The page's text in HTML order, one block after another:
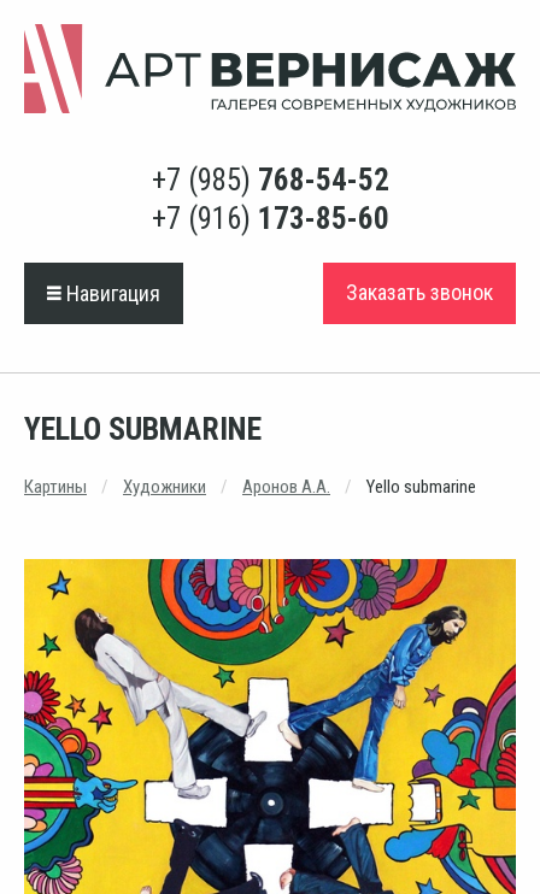
+7 (985) 768-54-52
+7 (916) 173-85-60
Навигация Заказать звонок
YELLO SUBMARINE
Картины Художники Аронов А.А. Yello submarine